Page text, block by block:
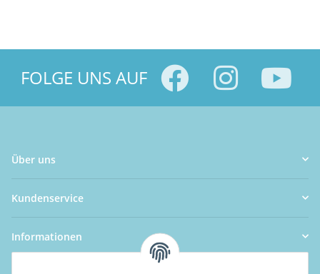
FOLGE UNS AUF
Über uns
Kundenservice
Informationen